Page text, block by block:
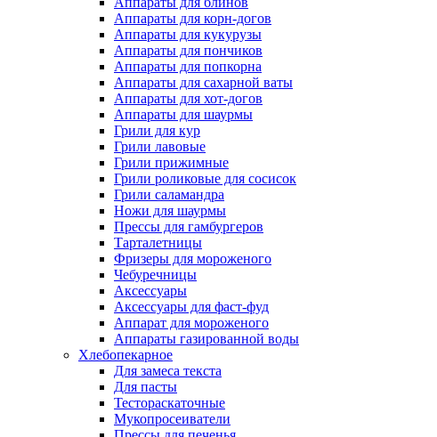
Аппараты для корн-догов
Аппараты для кукурузы
Аппараты для пончиков
Аппараты для попкорна
Аппараты для сахарной ваты
Аппараты для хот-догов
Аппараты для шаурмы
Грили для кур
Грили лавовые
Грили прижимные
Грили роликовые для сосисок
Грили саламандра
Ножи для шаурмы
Прессы для гамбургеров
Тарталетницы
Фризеры для мороженого
Чебуречницы
Аксессуары
Аксессуары для фаст-фуд
Аппарат для мороженого
Аппараты газированной воды
Хлебопекарное
Для замеса текста
Для пасты
Тестораскаточные
Мукопросеиватели